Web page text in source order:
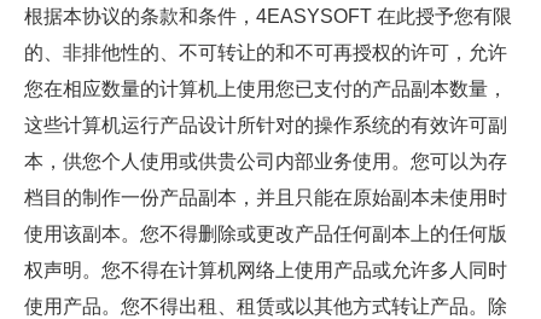
根据本协议的条款和条件，4EASYSOFT 在此授予您有限
的、非排他性的、不可转让的和不可再授权的许可，允许
您在相应数量的计算机上使用您已支付的产品副本数量，
这些计算机运行产品设计所针对的操作系统的有效许可副
本，供您个人使用或供贵公司内部业务使用。您可以为存
档目的制作一份产品副本，并且只能在原始副本未使用时
使用该副本。您不得删除或更改产品任何副本上的任何版
权声明。您不得在计算机网络上使用产品或允许多人同时
使用产品。您不得出租、租赁或以其他方式转让产品。除